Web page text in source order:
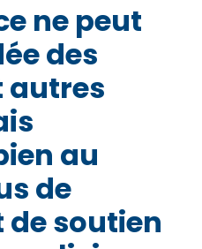
ne peut
des
autres
au
de
soutien